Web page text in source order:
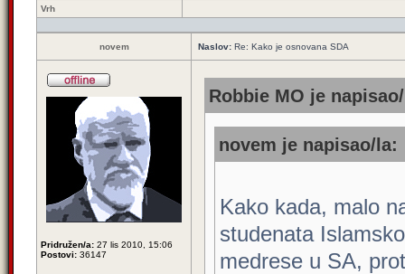
Vrh
novem Naslov: Re: Kako je osnovana SDA
Pridružen/a: 27 lis 2010, 15:06
Postovi: 36147
Robbie MO je
novem je napisao/la:
Kako kada, malo
studenata
medrese u SA,